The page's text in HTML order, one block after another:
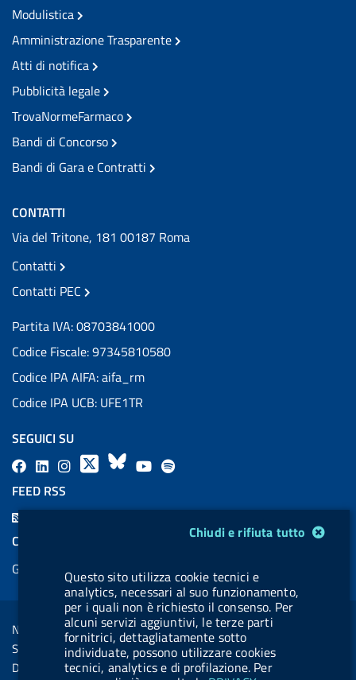
Chiudi e rifiuta tutto
Questo sito utilizza cookie tecnici e
analytics, necessari al suo funzionamento,
per i quali non è richiesto il consenso. Per
alcuni servizi aggiuntivi, le terze parti
fornitrici, dettagliatamente sotto
individuate, possono utilizzare cookies
tecnici, analytics e di profilazione. Per
Modulistica
Amministrazione Trasparente
Atti di notifica
Pubblicità legale
TrovaNormeFarmaco
Bandi di Concorso
Bandi di Gara e Contratti
CONTATTI
Via del Tritone, 181 00187 Roma
Contatti
Contatti PEC
Partita IVA: 08703841000
Codice Fiscale: 97345810580
Codice IPA AIFA: aifa_rm
Codice IPA UCB: UFE1TR
SEGUICI SU
F
a
c
L
i
n
b
.
b
u
t
t
X
B
u
k
y
Y
u
b
e
l
b
.
b
u
t
t
FEED RSS
F
COOKIES
Gestione cookie
Sezione Link Utili
Note legali
Social Media Policy
Dichiarazione di accessibilità